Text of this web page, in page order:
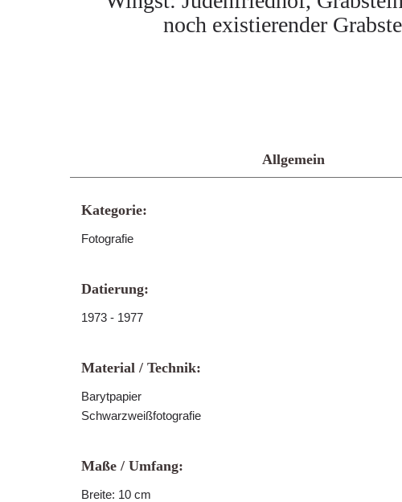
noch existierender
Allgemein
Kategorie:
Fotografie
Datierung:
1973 - 1977
Material / Technik:
Barytpapier
Schwarzweißfotografie
Maße / Umfang:
Breite: 10 cm